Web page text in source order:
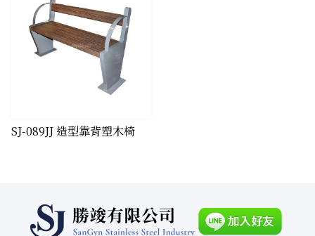
SJ-089JJ 造型靠背塑木椅